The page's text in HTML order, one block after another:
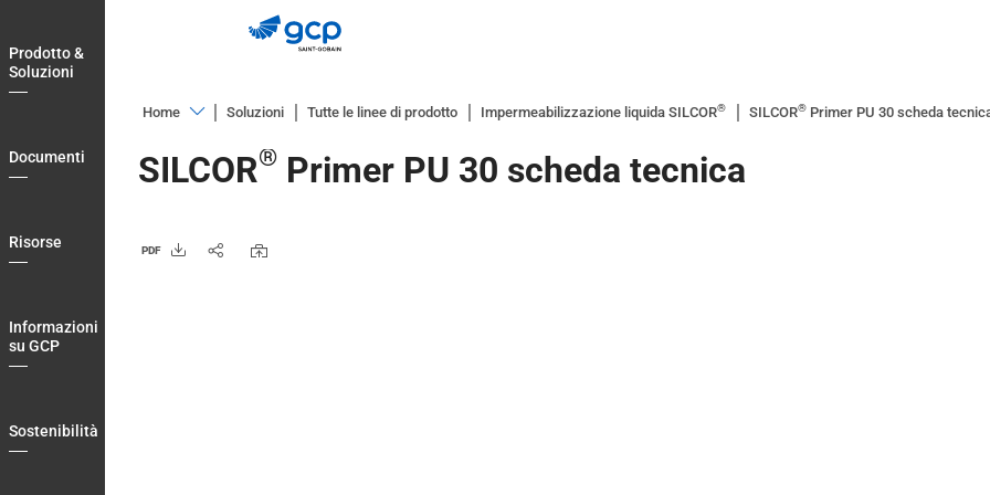
to
main
navigation
Prodotto &
Soluzioni
Documenti
Risorse
Informazioni
su GCP
Sostenibilità
Home
&
Documenti
Soluzioni Tutte le linee di prodotto Impermeabilizzazione liquida SILCOR® SILCOR® Primer PU 30 scheda
SILCOR® Primer PU 30 scheda tecnica
PDF